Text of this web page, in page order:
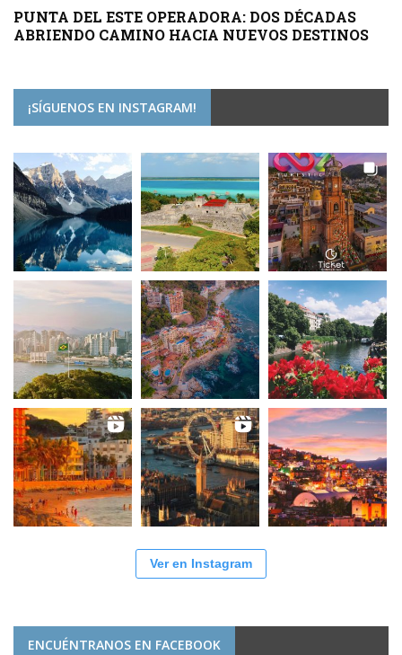
PUNTA DEL ESTE OPERADORA: DOS DÉCADAS
ABRIENDO CAMINO HACIA NUEVOS DESTINOS
¡SÍGUENOS EN INSTAGRAM!
Ver en Instagram
ENCUÉNTRANOS EN FACEBOOK